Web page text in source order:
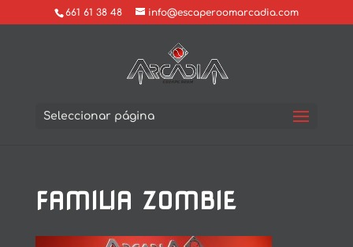
661 61 38 48 info@escaperoomarcadia.com
Seleccionar página
FAMILIA ZOMBIE